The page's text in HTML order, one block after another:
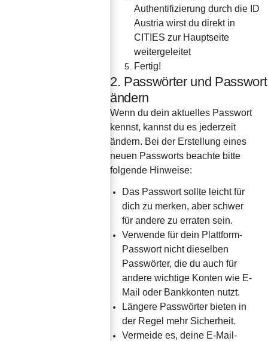
Authentifizierung durch die ID
Austria wirst du direkt in
CITIES zur Hauptseite
weitergeleitet
Fertig!
2. Passwörter und Passwort
ändern
Wenn du dein aktuelles Passwort
kennst, kannst du es jederzeit
ändern. Bei der Erstellung eines
neuen Passworts beachte bitte
folgende Hinweise:
Das Passwort sollte leicht für
dich zu merken, aber schwer
für andere zu erraten sein.
Verwende für dein Plattform-
Passwort nicht dieselben
Passwörter, die du auch für
andere wichtige Konten wie E-
Mail oder Bankkonten nutzt.
Längere Passwörter bieten in
der Regel mehr Sicherheit.
Vermeide es, deine E-Mail-